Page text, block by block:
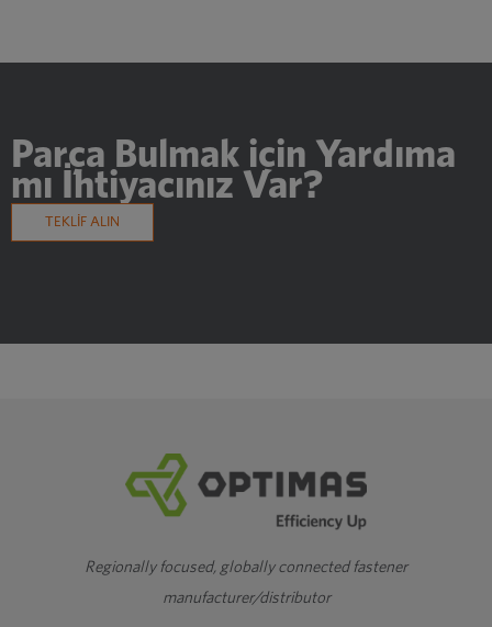
Parça Bulmak için Yardıma
mı İhtiyacınız Var?
TEKLİF ALIN
Regionally focused, globally connected fastener
manufacturer/distributor